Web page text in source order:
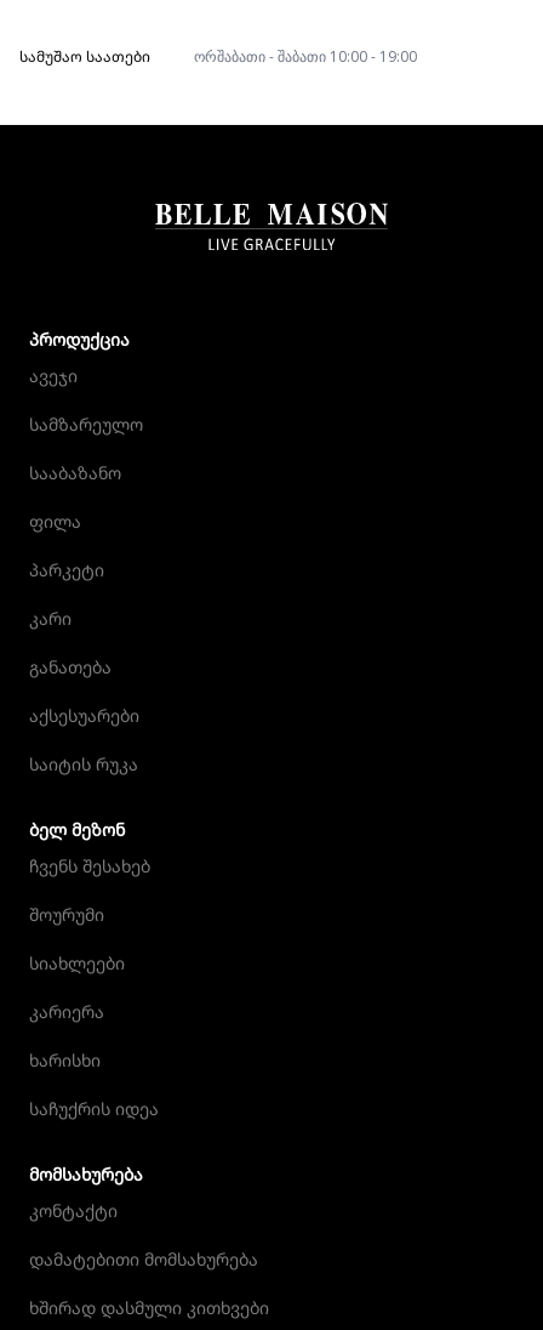
ᲡᲐᲛᲣᲨᲐᲝ ᲡᲐᲐᲗᲔᲑᲘ ორშაბათი - შაბათი 10:00 - 19:00
ᲞᲠᲝᲓᲣᲥᲪᲘᲐ
ავეჯი
სამზარეულო
სააბაზანო
ფილა
პარკეტი
კარი
განათება
აქსესუარები
საიტის რუკა
ᲑᲔᲚ ᲛᲔᲖᲝᲜ
ჩვენს შესახებ
შოურუმი
სიახლეები
კარიერა
ხარისხი
საჩუქრის იდეა
ᲛᲝᲛᲡᲐᲮᲣᲠᲔᲑᲐ
კონტაქტი
დამატებითი მომსახურება
ხშირად დასმული კითხვები